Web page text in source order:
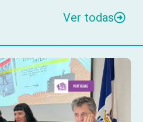
Ver todas